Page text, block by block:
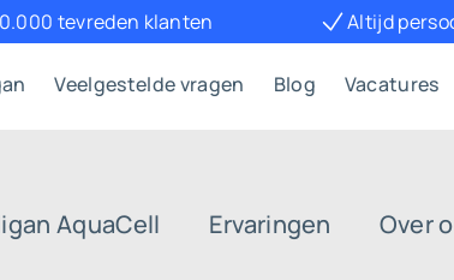
tevreden klanten Altijd
Veelgestelde vragen Blog Vacatures
AquaCell Ervaringen Over